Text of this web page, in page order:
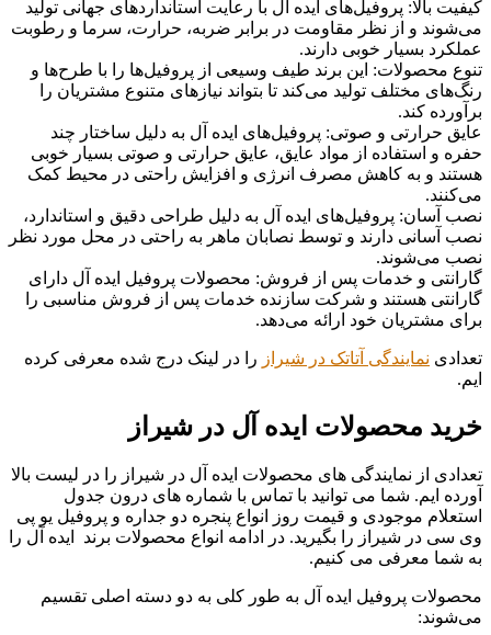
کیفیت بالا: پروفیل‌های ایده آل با رعایت استانداردهای جهانی تولید
می‌شوند و از نظر مقاومت در برابر ضربه، حرارت، سرما و رطوبت
عملکرد بسیار خوبی دارند.
تنوع محصولات: این برند طیف وسیعی از پروفیل‌ها را با طرح‌ها و
رنگ‌های مختلف تولید می‌کند تا بتواند نیازهای متنوع مشتریان را
برآورده کند.
عایق حرارتی و صوتی: پروفیل‌های ایده آل به دلیل ساختار چند
حفره و استفاده از مواد عایق، عایق حرارتی و صوتی بسیار خوبی
هستند و به کاهش مصرف انرژی و افزایش راحتی در محیط کمک
می‌کنند.
نصب آسان: پروفیل‌های ایده آل به دلیل طراحی دقیق و استاندارد،
نصب آسانی دارند و توسط نصابان ماهر به راحتی در محل مورد نظر
نصب می‌شوند.
گارانتی و خدمات پس از فروش: محصولات پروفیل ایده آل دارای
گارانتی هستند و شرکت سازنده خدمات پس از فروش مناسبی را
برای مشتریان خود ارائه می‌دهد.
تعدادی نمایندگی آتاتک در شیراز را در لینک درج شده معرفی کرده
ایم.
خرید محصولات ایده آل در شیراز
تعدادی از نمایندگی های محصولات ایده آل در شیراز را در لیست بالا
آورده ایم. شما می توانید با تماس با شماره های درون جدول
استعلام موجودی و قیمت روز انواع پنجره دو جداره و پروفیل یو پی
وی سی در شیراز را بگیرید. در ادامه انواع محصولات برند ایده آل را
به شما معرفی می کنیم.
محصولات پروفیل ایده آل به طور کلی به دو دسته اصلی تقسیم
می‌شوند: